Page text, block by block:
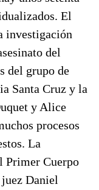
El
investigación
del
del grupo de
Santa Cruz y la
y Alice
procesos
La
Primer Cuerpo
Daniel